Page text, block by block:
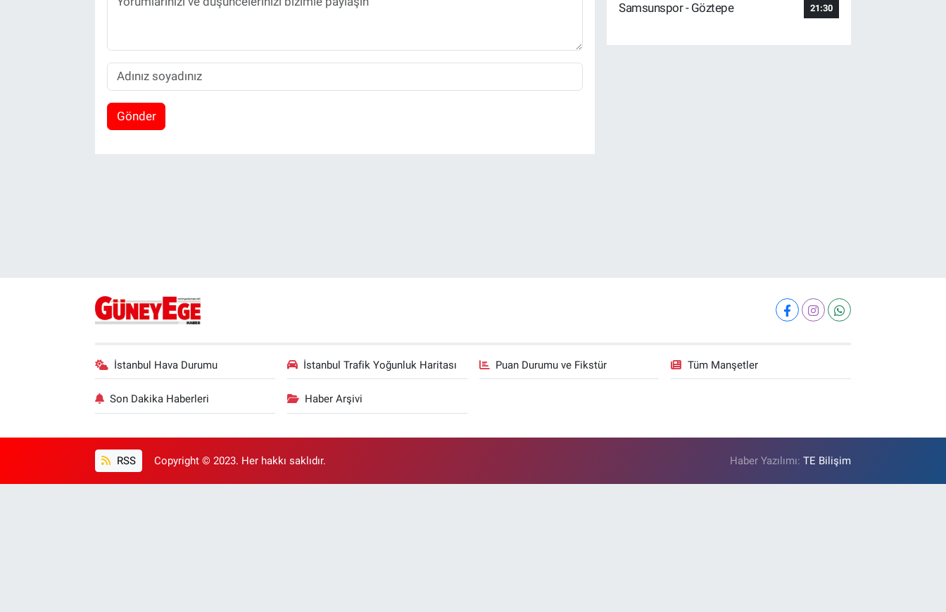
Gönder
Samsunspor - Göztepe
21:30
İstanbul Hava Durumu İstanbul Trafik Yoğunluk Haritası Puan Durumu ve Fikstür Tüm Manşetler
Son Dakika Haberleri Haber Arşivi
RSS Copyright © 2023. Her hakkı saklıdır. Haber Yazılımı:TE Bilişim